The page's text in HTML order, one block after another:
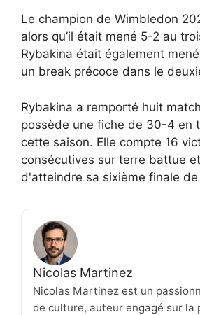
Le champion de Wimbledon
alors qu’il était mené 5-2 au
Rybakina était également
un break précoce dans le
Rybakina a remporté huit
possède une fiche de 30-4 en
cette saison. Elle compte 16
consécutives sur terre battue
d'atteindre sa sixième finale
Nicolas Martinez
Nicolas Martinez est un
de culture, auteur engagé sur la